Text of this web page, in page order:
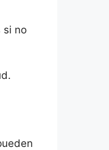
si no